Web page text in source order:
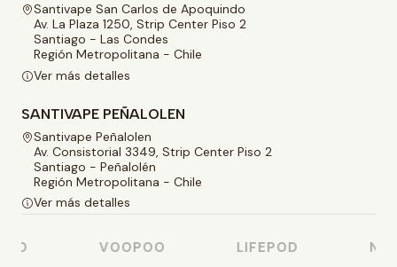
Santivape San Carlos de Apoquindo
Av. La Plaza 1250, Strip Center Piso 2
Santiago - Las Condes
Región Metropolitana - Chile
Ver más detalles
SANTIVAPE PEÑALOLEN
Santivape Peñalolen
Av. Consistorial 3349, Strip Center Piso 2
Santiago - Peñalolén
Región Metropolitana - Chile
Ver más detalles
VOOPOO LIFEPOD